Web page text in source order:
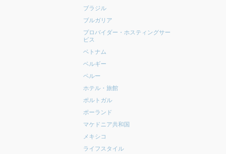
ブラジル
ブルガリア
プロバイダー・ホスティングサー
ビス
ベトナム
ベルギー
ペルー
ホテル・旅館
ポルトガル
ポーランド
マケドニア共和国
メキシコ
ライフスタイル